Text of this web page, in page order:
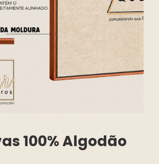
100% Algodão